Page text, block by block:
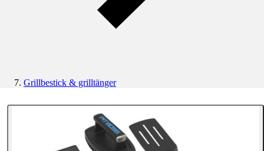
Grillbestick & grilltänger